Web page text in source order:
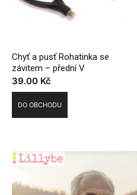
Chyť a pusť Rohatinka se
závitem – přední V
39.00 Kč
DO OBCHODU